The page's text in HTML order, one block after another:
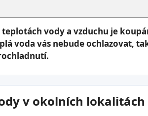
vody a vzduchu je
voda vás nebude ochlazovat,
v okolních lokalitách